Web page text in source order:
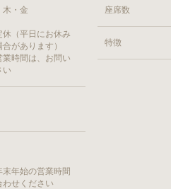
木・金
休（平日にお休み
があります）
時間は、お問い
い
末年始の営業時間
わせください
座席数
特徴